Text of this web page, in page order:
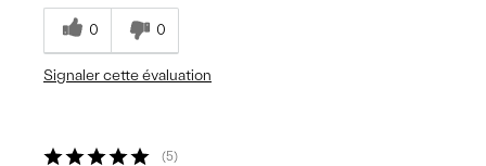
0 0
Signaler cette évaluation
5